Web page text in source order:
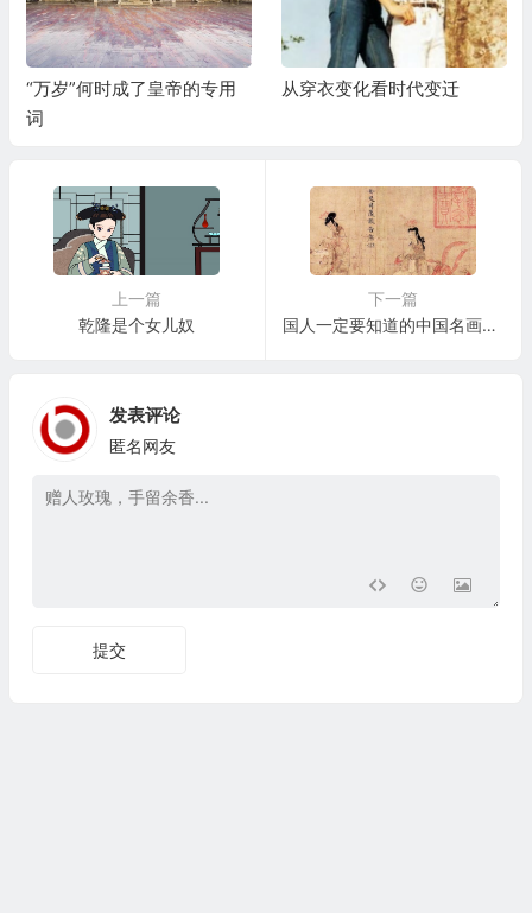
“万岁”何时成了皇帝的专用
词
从穿衣变化看时代变迁
上一篇
乾隆是个女儿奴
下一篇
国人一定要知道的中国名画：《女史箴图》
发表评论
匿名网友
提交